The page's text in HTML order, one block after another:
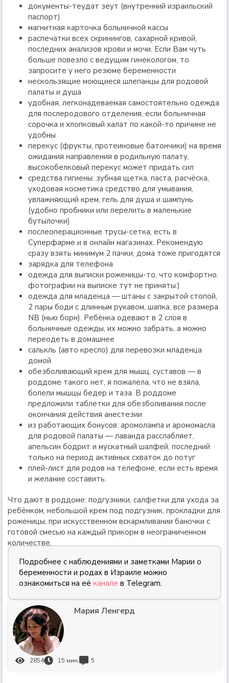
документы-теудат зеут (внутренний израильский
паспорт)
магнитная карточка больничной кассы
распечатки всех скринингов, сахарной кривой,
последних анализов крови и мочи. Если Вам чуть
больше повезло с ведущим гинекологом, то
запросите у него резюме беременности
нескользящие моющиеся шлепанцы для родовой
палаты и душа
удобная, легконадеваемая самостоятельно одежда
для послеродового отделения, если больничная
сорочка и хлопковый халат по какой-то причине не
удобны
перекус (фрукты, протеиновые батончики) на время
ожидания направления в родильную палату,
высокобелковый перекус может придать сил
средства гигиены: зубная щетка, паста, расчёска,
уходовая косметика средство для умывания,
увлажняющий крем, гель для душа и шампунь
(удобно пробники или перелить в маленькие
бутылочки)
послеоперационные трусы-сетка, есть в
Суперфарме и в онлайн магазинах. Рекомендую
сразу взять минимум 2 пачки, дома тоже пригодятся
зарядка для телефона
одежда для выписки роженицы-то, что комфортно,
фотографии на выписке тут не приняты:)
одежда для младенца — штаны с закрытой стопой,
2 пары боди с длинным рукавом, шапка, все размера
NB (нью борн). Ребёнка одевают в 2 слоя в
больничные одежды, их можно забрать, а можно
переодеть в домашнее
салькль (авто кресло) для перевозки младенца
домой
обезболивающий крем для мышц, суставов — в
роддоме такого нет, я пожалела, что не взяла,
болели мышцы бедер и таза. В роддоме
предложили таблетки для обезболивания после
окончания действия анестезии
из работающих бонусов: аромолампа и аромомасла
для родовой палаты — лаванда расслабляет,
апельсин бодрит и мускатный шалфей, последний
только на период активных схваток до потуг
плей-лист для родов на телефоне, если есть время
и желание составить.
Что дают в роддоме: подгузники, салфетки для ухода за
ребёнком, небольшой крем под подгузник, прокладки для
роженицы, при искусственном вскармливании баночки с
готовой смесью на каждый прикорм в неограниченном
количестве.
Подробнее с наблюдениями и заметками Марии о
беременности и родах в Израиле можно
ознакомиться на её канале в Telegram.
Мария Ленгерд
2854 15 мин. 5